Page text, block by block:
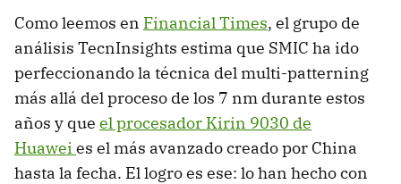
Como leemos en Financial Times, el grupo de
análisis TecnInsights estima que SMIC ha ido
perfeccionando la técnica del multi-patterning
más allá del proceso de los 7 nm durante estos
años y que el procesador Kirin 9030 de
Huawei es el más avanzado creado por China
hasta la fecha. El logro es ese: lo han hecho con